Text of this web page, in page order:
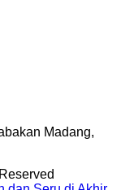
Madang,